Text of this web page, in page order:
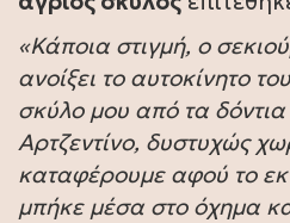
«Κάποια στιγμή, ο
ανοίξει το αυτοκίνητο
σκύλο μου από τα
Αρτζεντίνο, δυστυχώς
καταφέρουμε αφού το
μπήκε μέσα στο όχημα